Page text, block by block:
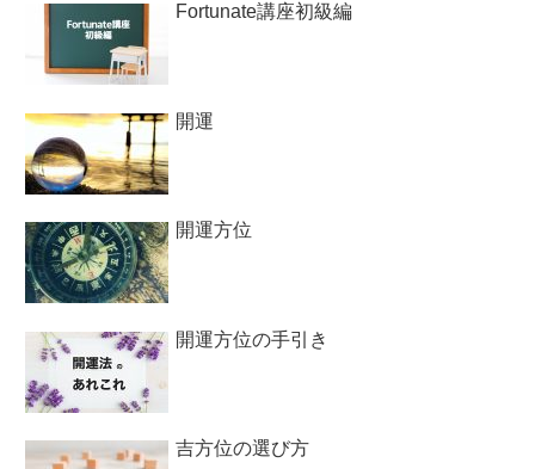
Fortunate講座初級編
開運
開運方位
開運方位の手引き
吉方位の選び方